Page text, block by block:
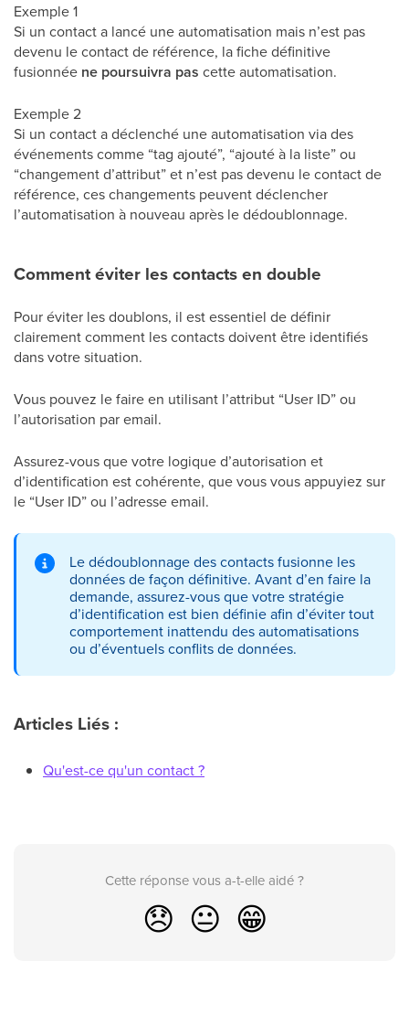
Exemple 1
Si un contact a lancé une automatisation mais n’est pas
devenu le contact de référence, la fiche définitive
fusionnée ne poursuivra pas cette automatisation.
Exemple 2
Si un contact a déclenché une automatisation via des
événements comme “tag ajouté”, “ajouté à la liste” ou
“changement d’attribut” et n’est pas devenu le contact de
référence, ces changements peuvent déclencher
l’automatisation à nouveau après le dédoublonnage.
Comment éviter les contacts en double
Pour éviter les doublons, il est essentiel de définir
clairement comment les contacts doivent être identifiés
dans votre situation.
Vous pouvez le faire en utilisant l’attribut “User ID” ou
l’autorisation par email.
Assurez-vous que votre logique d’autorisation et
d’identification est cohérente, que vous vous appuyiez sur
le “User ID” ou l’adresse email.
Le dédoublonnage des contacts fusionne les
données de façon définitive. Avant d’en faire la
demande, assurez-vous que votre stratégie
d’identification est bien définie afin d’éviter tout
comportement inattendu des automatisations
ou d’éventuels conflits de données.
Articles Liés :
Qu'est-ce qu'un contact ?
Cette réponse vous a-t-elle aidé ?
😞 😐 😁